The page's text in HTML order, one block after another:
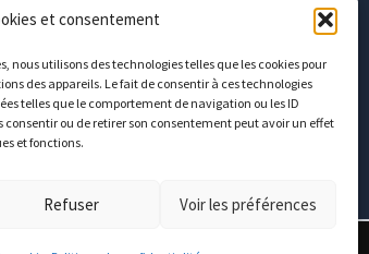
et consentement
nous utilisons des technologies telles que les cookies pour
des appareils. Le fait de consentir à ces technologies
telles que le comportement de navigation ou les ID
consentir ou de retirer son consentement peut avoir un effet
et fonctions.
Refuser Voir les préférences
contact@avecguillaume.fr
0612061102